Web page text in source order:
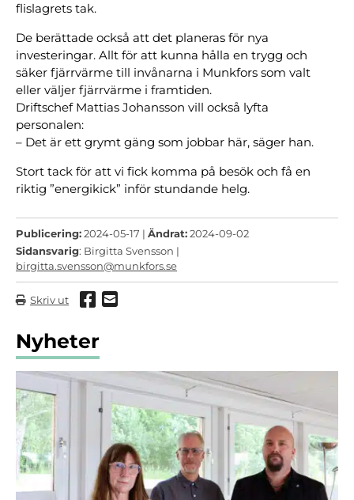
flislagrets tak.
De berättade också att det planeras för nya
investeringar. Allt för att kunna hålla en trygg och
säker fjärrvärme till invånarna i Munkfors som valt
eller väljer fjärrvärme i framtiden.
Driftschef Mattias Johansson vill också lyfta
personalen:
– Det är ett grymt gäng som jobbar här, säger han.
Stort tack för att vi fick komma på besök och få en
riktig ”energikick” inför stundande helg.
Publicering:2024-05-17 | Ändrat:2024-09-02
Sidansvarig: Birgitta Svensson |
birgitta.svensson@munkfors.se
Skriv ut Dela via Facebook
Dela via mail
Nyheter